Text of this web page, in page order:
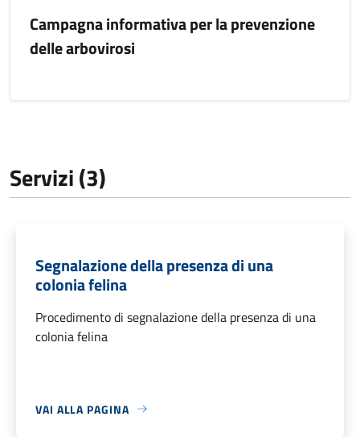
Campagna informativa per la prevenzione
delle arbovirosi
Servizi (3)
Segnalazione della presenza di una
colonia felina
Procedimento di segnalazione della presenza di una
colonia felina
VAI ALLA PAGINA